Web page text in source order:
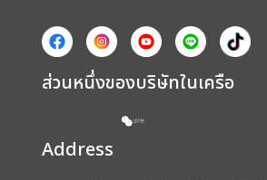
ส่วนหนึ่งของบริษัทในเครือ
Address